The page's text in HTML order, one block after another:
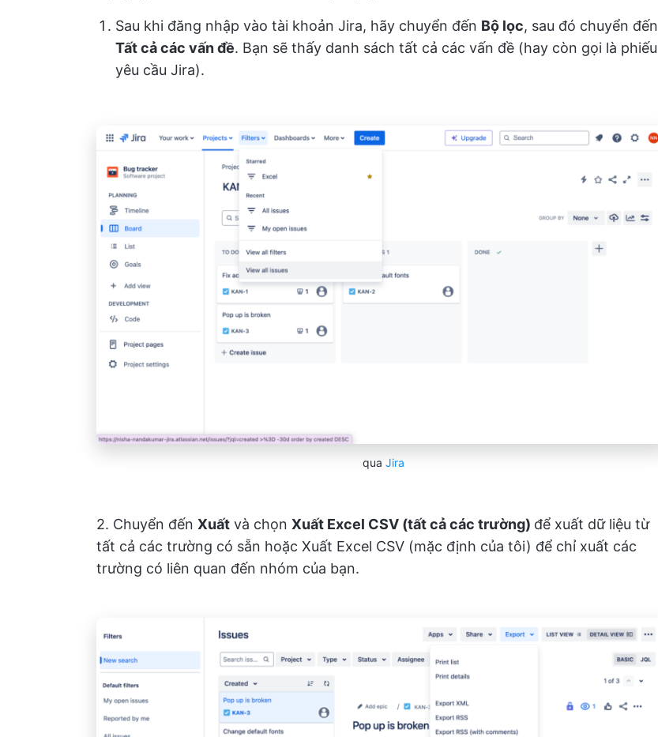
Sau khi đăng nhập vào tài khoản Jira, hãy chuyển đến Bộ lọc, sau đó chuyển đến
Tất cả các vấn đề. Bạn sẽ thấy danh sách tất cả các vấn đề (hay còn gọi là phiếu
yêu cầu Jira).
qua Jira
2. Chuyển đến Xuất và chọn Xuất Excel CSV (tất cả các trường) để xuất dữ liệu từ
tất cả các trường có sẵn hoặc Xuất Excel CSV (mặc định của tôi) để chỉ xuất các
trường có liên quan đến nhóm của bạn.